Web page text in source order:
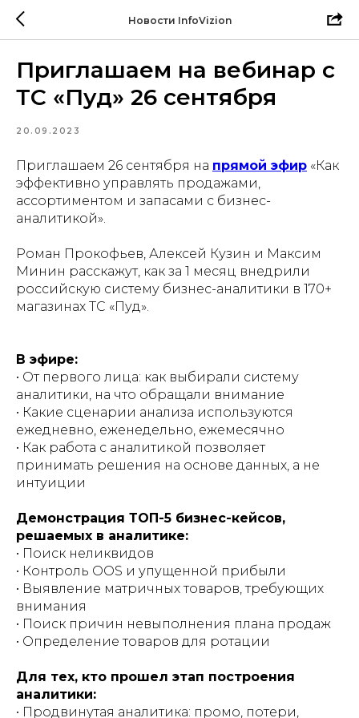
Новости InfoVizion
Приглашаем на вебинар с
ТС «Пуд» 26 сентября
20.09.2023
Приглашаем 26 сентября на прямой эфир «Как
эффективно управлять продажами,
ассортиментом и запасами с бизнес-
аналитикой».
Роман Прокофьев, Алексей Кузин и Максим
Минин расскажут, как за 1 месяц внедрили
российскую систему бизнес-аналитики в 170+
магазинах ТС «Пуд».
В эфире:
• От первого лица: как выбирали систему
аналитики, на что обращали внимание
• Какие сценарии анализа используются
ежедневно, еженедельно, ежемесячно
• Как работа с аналитикой позволяет
принимать решения на основе данных, а не
интуиции ⠀
Демонстрация ТОП-5 бизнес-кейсов,
решаемых в аналитике:
• Поиск неликвидов
• Контроль OOS и упущенной прибыли
• Выявление матричных товаров, требующих
внимания
• Поиск причин невыполнения плана продаж
• Определение товаров для ротации ⠀
Для тех, кто прошел этап построения
аналитики:
• Продвинутая аналитика: промо, потери,